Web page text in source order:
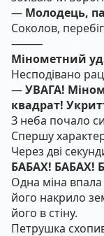
— Молодець,
Соколов,
⸻
Мінометний
Несподівано
—УВАГА!
квадрат!
З неба почало
Спершу
Через дві
БАБАХ! БАБАХ!
Одна міна
його накрило
його в стіну.
Петрушка